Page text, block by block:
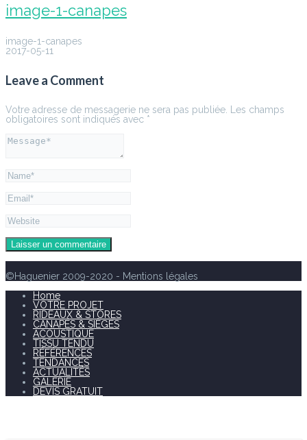
image-1-canapes
image-1-canapes
2017-05-11
Leave a Comment
Votre adresse de messagerie ne sera pas publiée.
Les champs
obligatoires sont indiqués avec *
©Haguenier 2009-2020 - Mentions légales
Home
VOTRE PROJET
RIDEAUX & STORES
CANAPÉS & SIÈGES
ACOUSTIQUE
TISSU TENDU
RÉFÉRENCES
TENDANCES
ACTUALITÉS
GALERIE
DEVIS GRATUIT